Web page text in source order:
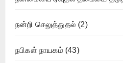
நன்றி செலுத்துதல் (2)
நபிகள் நாயகம்(43)